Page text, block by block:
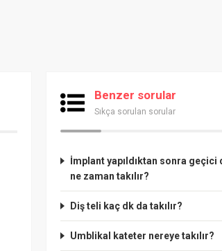
Benzer sorular
Sıkça sorulan sorular
İmplant yapıldıktan sonra geçici
ne zaman takılır?
Diş teli kaç dk da takılır?
Umblikal kateter nereye takılır?